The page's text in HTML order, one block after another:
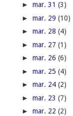
► mar. 31 (3)
► mar. 29 (10)
► mar. 28 (4)
► mar. 27 (1)
► mar. 26 (6)
► mar. 25 (4)
► mar. 24 (2)
► mar. 23 (7)
► mar. 22 (2)